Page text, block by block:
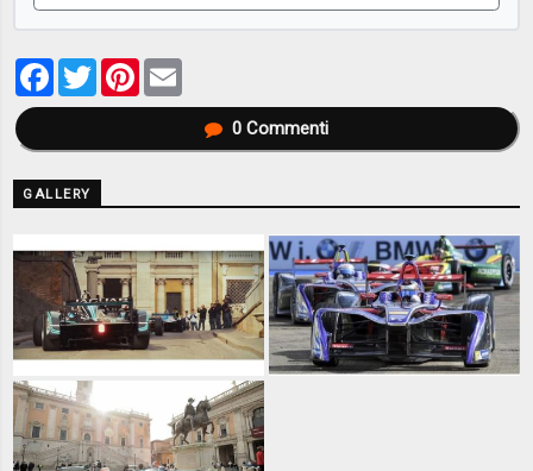
Facebook
TwitterPinterest
0Commenti
GALLERY